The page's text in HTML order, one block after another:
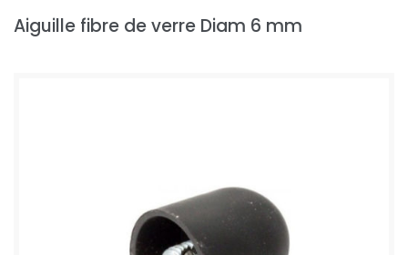
Aiguille fibre de verre Diam 6 mm